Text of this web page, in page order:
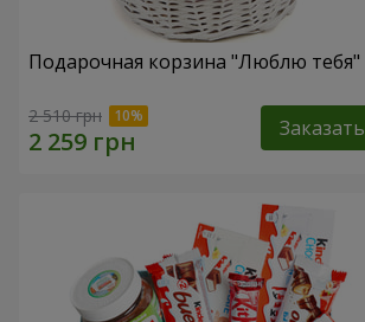
Подарочная корзина "Люблю тебя"
2 510 грн Заказать